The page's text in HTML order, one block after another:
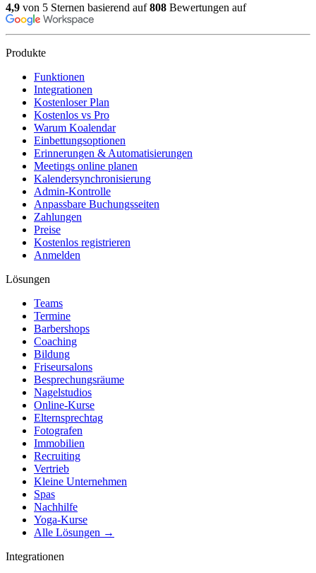
4,9 von 5 Sternen basierend auf808 Bewertungen auf
Produkte
Funktionen
Integrationen
Kostenloser Plan
Kostenlos vs Pro
Warum Koalendar
Einbettungsoptionen
Erinnerungen & Automatisierungen
Meetings online planen
Kalendersynchronisierung
Admin-Kontrolle
Anpassbare Buchungsseiten
Zahlungen
Preise
Kostenlos registrieren
Anmelden
Lösungen
Teams
Termine
Barbershops
Coaching
Bildung
Friseursalons
Besprechungsräume
Nagelstudios
Online-Kurse
Elternsprechtag
Fotografen
Immobilien
Recruiting
Vertrieb
Kleine Unternehmen
Spas
Nachhilfe
Yoga-Kurse
Alle Lösungen →
Integrationen